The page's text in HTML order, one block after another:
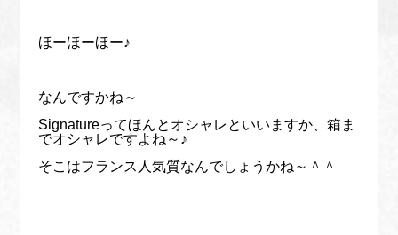
ほーほーほー♪
なんですかね～
Signatureってほんとオシャレといいますか、箱ま
でオシャレですよね～♪
そこはフランス人気質なんでしょうかね～＾＾